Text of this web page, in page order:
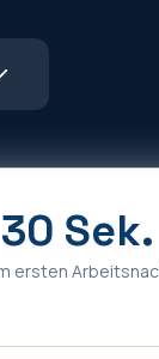
30 Sek.
ersten